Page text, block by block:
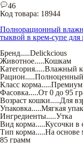
46
Код товара: 18944
Полнорационный
тыквой в крем-супе для
Бренд.....Delickcious
Животное.....Кошкам
Категория.....Влажный
Рацион.....Полноценный
Класс корма.....Премиум
Фасовка.....От 0 до 95
Возраст кошки.....Для
Упаковка.....Мягкая
Ингредиенты.....Утка
Вид корма.....Кусочки в
Тип корма.....На основе
85 грамм